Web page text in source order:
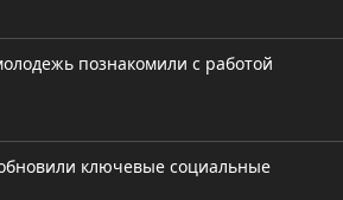
познакомили с работой
ключевые социальные